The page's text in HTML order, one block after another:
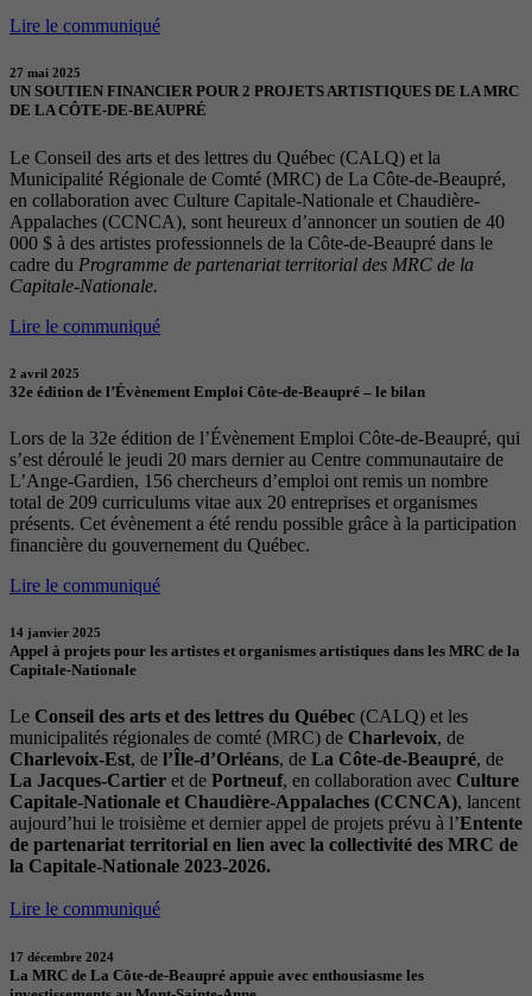
Lire le communiqué
27 mai 2025
UN SOUTIEN FINANCIER POUR 2 PROJETS ARTISTIQUES DE LA MRC
DE LA CÔTE-DE-BEAUPRÉ
Le Conseil des arts et des lettres du Québec (CALQ) et la
Municipalité Régionale de Comté (MRC) de La Côte-de-Beaupré,
en collaboration avec Culture Capitale-Nationale et Chaudière-
Appalaches (CCNCA), sont heureux d’annoncer un soutien de 40
000 $ à des artistes professionnels de la Côte-de-Beaupré dans le
cadre du Programme de partenariat territorial des MRC de la
Capitale-Nationale.
Lire le communiqué
2 avril 2025
32e édition de l’Évènement Emploi Côte-de-Beaupré – le bilan
Lors de la 32e édition de l’Évènement Emploi Côte-de-Beaupré, qui
s’est déroulé le jeudi 20 mars dernier au Centre communautaire de
L’Ange-Gardien, 156 chercheurs d’emploi ont remis un nombre
total de 209 curriculums vitae aux 20 entreprises et organismes
présents. Cet évènement a été rendu possible grâce à la participation
financière du gouvernement du Québec.
Lire le communiqué
14 janvier 2025
Appel à projets pour les artistes et organismes artistiques dans les MRC de la
Capitale-Nationale
Le Conseil des arts et des lettres du Québec (CALQ) et les
municipalités régionales de comté (MRC) de Charlevoix, de
Charlevoix-Est, de l’Île-d’Orléans, de La Côte-de-Beaupré, de
La Jacques-Cartier et de Portneuf, en collaboration avec Culture
Capitale-Nationale et Chaudière-Appalaches (CCNCA), lancent
aujourd’hui le troisième et dernier appel de projets prévu à l’Entente
de partenariat territorial en lien avec la collectivité des MRC de
la Capitale-Nationale 2023-2026.
Lire le communiqué
17 décembre 2024
La MRC de La Côte-de-Beaupré appuie avec enthousiasme les